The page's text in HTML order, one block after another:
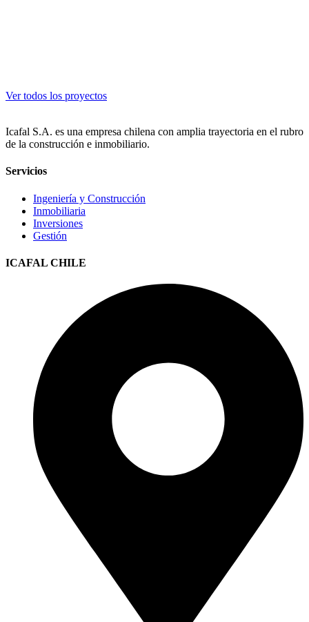
Ver todos los proyectos
Icafal S.A. es una empresa chilena con amplia trayectoria en el rubro
de la construcción e inmobiliario.
Servicios
Ingeniería y Construcción
Inmobiliaria
Inversiones
Gestión
ICAFAL CHILE